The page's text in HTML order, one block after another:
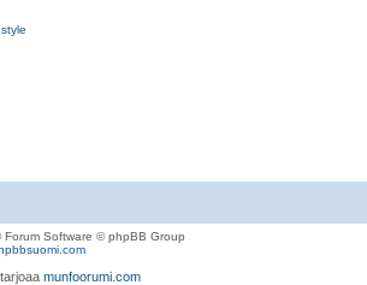
Forum Software © phpBB Group
tarjoaa munfoorumi.com